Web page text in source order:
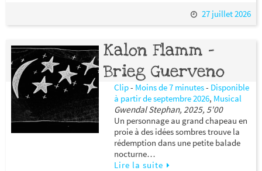
27 juillet 2026
Kalon Flamm –
Brieg Guerveno
Clip- Moins de 7 minutes- Disponible
à partir de septembre 2026, Musical
Gwendal Stephan, 2025, 5'00
Un personnage au grand chapeau en
proie à des idées sombres trouve la
rédemption dans une petite balade
nocturne…
Lire la suite